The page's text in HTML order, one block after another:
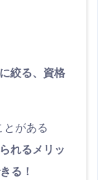
絞る、資格
がある
れるメリッ
る！